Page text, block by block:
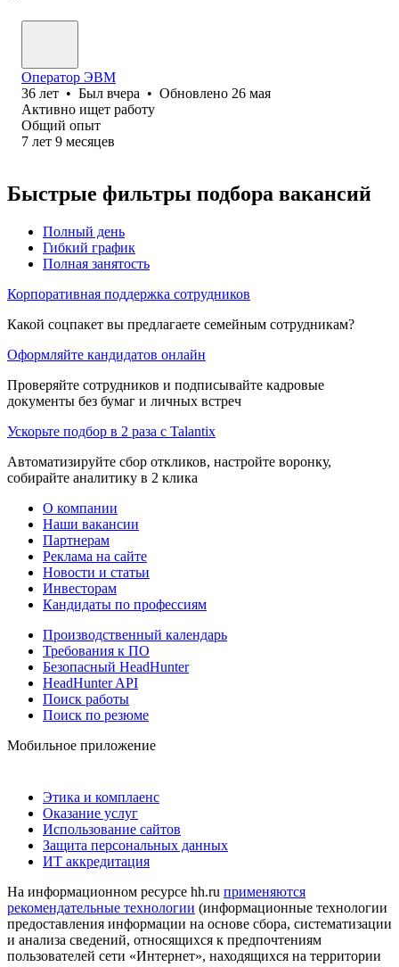
Оператор ЭВМ
36 лет • Был вчера • Обновлено 26 мая
Активно ищет работу
Общий опыт
7 лет 9 месяцев
Быстрые фильтры подбора вакансий
Полный день
Гибкий график
Полная занятость
Корпоративная поддержка сотрудников
Какой соцпакет вы предлагаете семейным сотрудникам?
Оформляйте кандидатов онлайн
Проверяйте сотрудников и подписывайте кадровые
документы без бумаг и личных встреч
Ускорьте подбор в 2 раза с Talantix
Автоматизируйте сбор откликов, настройте воронку,
собирайте аналитику в 2 клика
О компании
Наши вакансии
Партнерам
Реклама на сайте
Новости и статьи
Инвесторам
Кандидаты по профессиям
Производственный календарь
Требования к ПО
Безопасный HeadHunter
HeadHunter API
Поиск работы
Поиск по резюме
Мобильное приложение
Этика и комплаенс
Оказание услуг
Использование сайтов
Защита персональных данных
ИТ аккредитация
На информационном ресурсе hh.ru применяются
рекомендательные технологии (информационные технологии
предоставления информации на основе сбора, систематизации
и анализа сведений, относящихся к предпочтениям
пользователей сети «Интернет», находящихся на территории